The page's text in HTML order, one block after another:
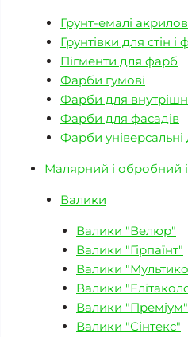
Грунт-емалі
Грунтівки для стін і
Пігменти для фарб
Фарби гумові
Фарби для
Фарби для фасадів
Фарби універсальні
Малярний і обробний
Валики
Валики "Велюр"
Валики "Гірпаїнт"
Валики
Валики
Валики "Преміум"
Валики "Сінтекс"